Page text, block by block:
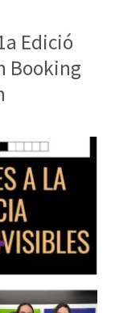
Edició
Booking